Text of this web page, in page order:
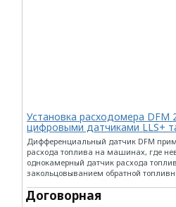
Установка расходомера DFM
цифровыми датчиками LLS+
Дифференциальный датчик DFM
расхода топлива на машинах, где
однокамерный датчик расхода
закольцовыванием обратной
Договорная